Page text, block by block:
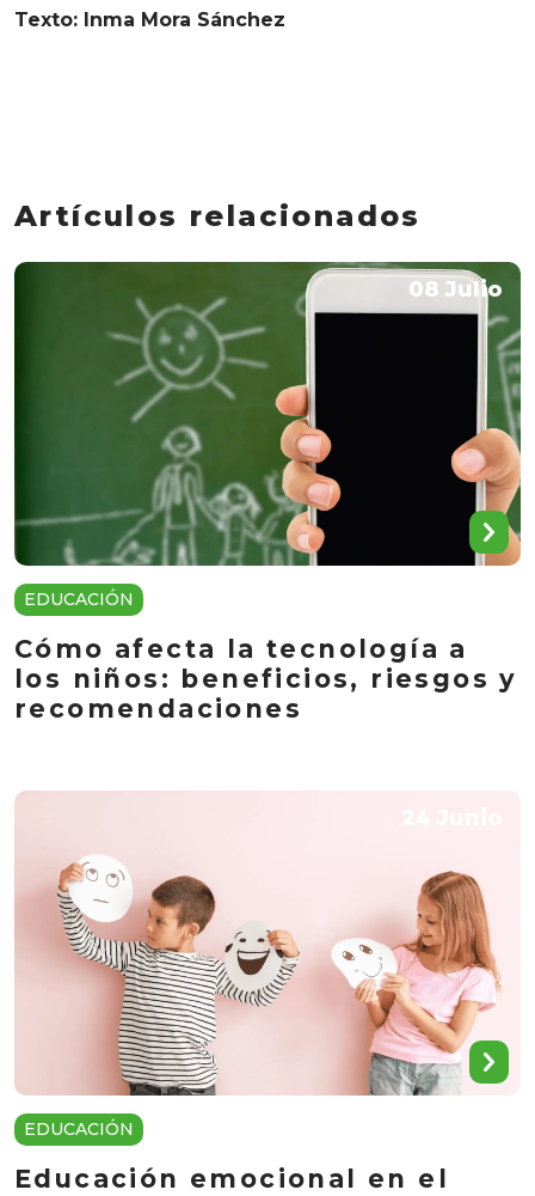
Texto: Inma Mora Sánchez
Artículos relacionados
08 Julio
EDUCACIÓN
Cómo afecta la tecnología a
los niños: beneficios, riesgos y
recomendaciones
EDUCACIÓN
Educación emocional en el